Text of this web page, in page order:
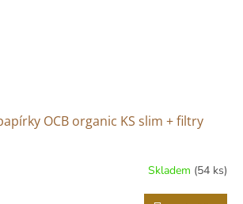
OCB organic KS slim + filtry
Skladem (54 ks)